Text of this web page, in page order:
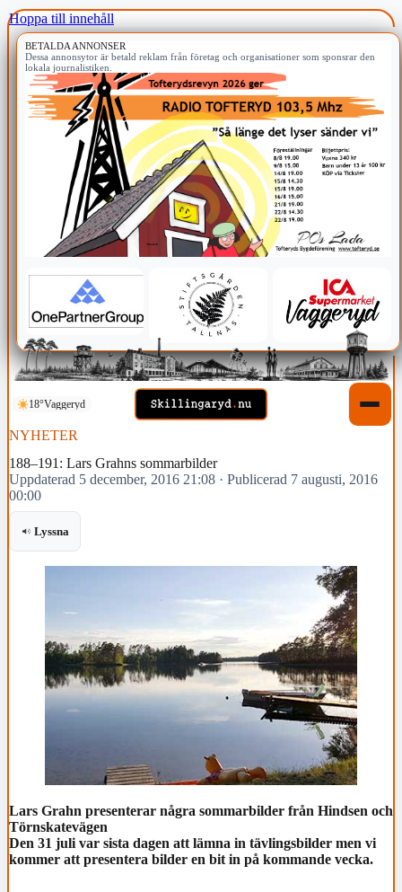
Hoppa till innehåll
BETALDA ANNONSER
Dessa annonsytor är betald reklam från företag och organisationer som sponsrar den
lokala journalistiken.
18°Vaggeryd
NYHETER
188–191: Lars Grahns sommarbilder
Uppdaterad 5 december, 2016 21:08 · Publicerad 7 augusti, 2016
00:00
Lyssna
Lars Grahn presenterar några sommarbilder från Hindsen och
Törnskatevägen
Den 31 juli var sista dagen att lämna in tävlingsbilder men vi
kommer att presentera bilder en bit in på kommande vecka.